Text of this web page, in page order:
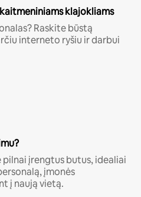
klajokliams
Raskite būstą
interneto ryšiu ir darbui
įrengtus butus, idealiai
įmonės
į naują vietą.